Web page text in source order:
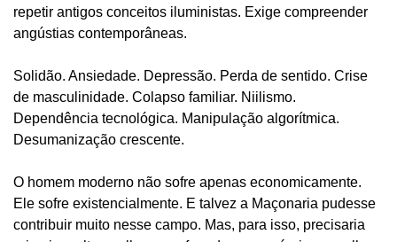
repetir antigos conceitos iluministas. Exige compreender
angústias contemporâneas.
Solidão. Ansiedade. Depressão. Perda de sentido. Crise
de masculinidade. Colapso familiar. Niilismo.
Dependência tecnológica. Manipulação algorítmica.
Desumanização crescente.
O homem moderno não sofre apenas economicamente.
Ele sofre existencialmente. E talvez a Maçonaria pudesse
contribuir muito nesse campo. Mas, para isso, precisaria